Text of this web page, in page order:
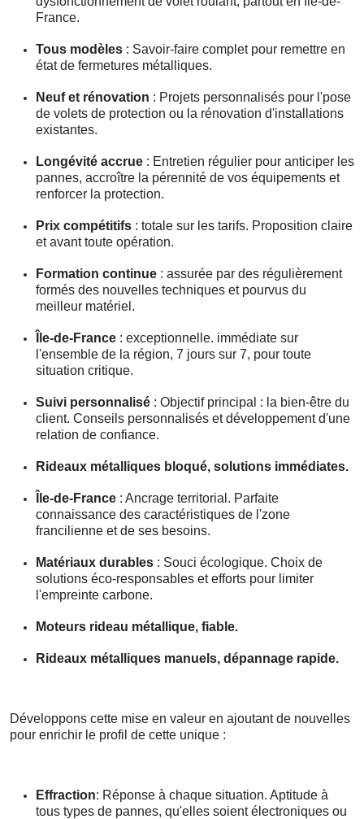
France.
Tous modèles : Savoir-faire complet pour remettre en
état de fermetures métalliques.
Neuf et rénovation : Projets personnalisés pour l'pose
de volets de protection ou la rénovation d'installations
existantes.
Longévité accrue : Entretien régulier pour anticiper les
pannes, accroître la pérennité de vos équipements et
renforcer la protection.
Prix compétitifs : totale sur les tarifs. Proposition claire
et avant toute opération.
Formation continue : assurée par des régulièrement
formés des nouvelles techniques et pourvus du
meilleur matériel.
Île-de-France : exceptionnelle. immédiate sur
l'ensemble de la région, 7 jours sur 7, pour toute
situation critique.
Suivi personnalisé : Objectif principal : la bien-être du
client. Conseils personnalisés et développement d'une
relation de confiance.
Rideaux métalliques bloqué, solutions immédiates.
Île-de-France : Ancrage territorial. Parfaite
connaissance des caractéristiques de l'zone
francilienne et de ses besoins.
Matériaux durables : Souci écologique. Choix de
solutions éco-responsables et efforts pour limiter
l'empreinte carbone.
Moteurs rideau métallique, fiable.
Rideaux métalliques manuels, dépannage rapide.
Développons cette mise en valeur en ajoutant de nouvelles
pour enrichir le profil de cette unique :
Effraction: Réponse à chaque situation. Aptitude à
tous types de pannes, qu'elles soient électroniques ou